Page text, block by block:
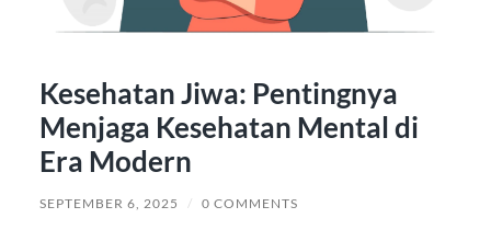
Kesehatan Jiwa: Pentingnya
Menjaga Kesehatan Mental di
Era Modern
SEPTEMBER 6, 2025 / 0 COMMENTS